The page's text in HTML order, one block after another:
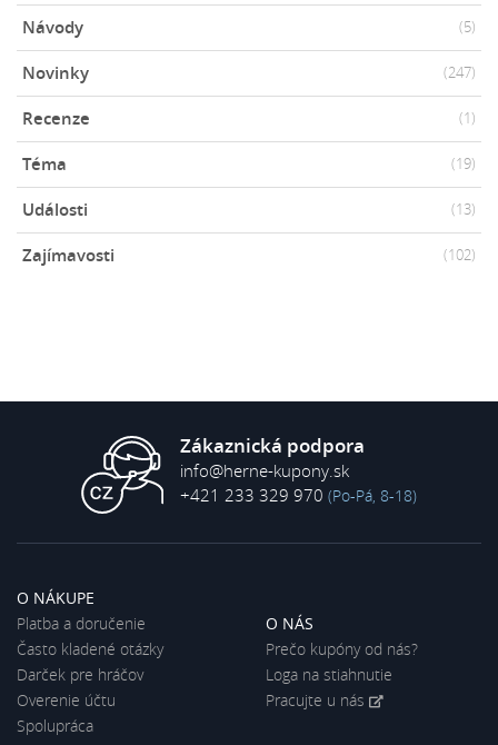
Návody (5)
Novinky (247)
Recenze (1)
Téma (19)
Události (13)
Zajímavosti (102)
Zákaznická podpora
info@herne-kupony.sk
+421 233 329 970 (Po-Pá, 8-18)
O NÁKUPE
Platba a doručenie
Často kladené otázky
Darček pre hráčov
Overenie účtu
Spolupráca
O NÁS
Prečo kupóny od nás?
Loga na stiahnutie
Pracujte u nás